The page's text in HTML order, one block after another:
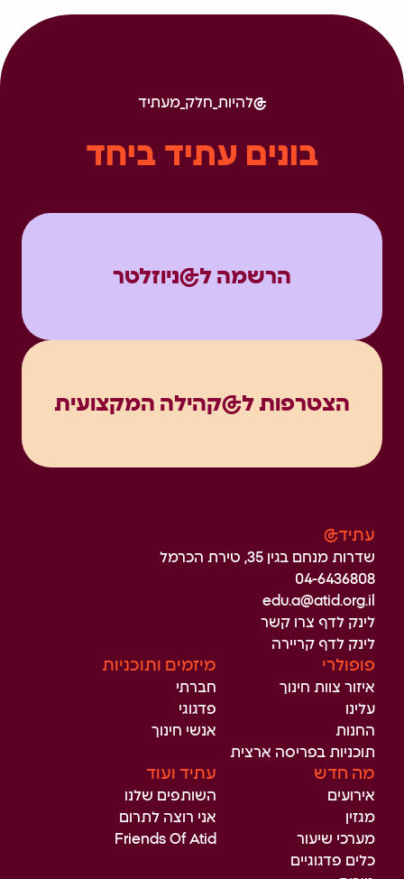
להיות_חלק_מעתיד
בונים עתיד ביחד
הרשמה ל@ניוזלטר
הצטרפות ל@קהילה המקצועית
עתיד@
שדרות מנחם בגין 35, טירת הכרמל
04-6436808
edu.a@atid.org.il
לינק לדף צרו קשר
לינק לדף קריירה
פופולרי
איזור צוות חינוך
עלינו
החנות
תוכניות בפריסה ארצית
מיזמים ותוכניות
חברתי
פדגוגי
אנשי חינוך
מה חדש
אירועים
מגזין
מערכי שיעור
כלים פדגוגיים
עתיד ועוד
השותפים שלנו
אני רוצה לתרום
Friends Of Atid